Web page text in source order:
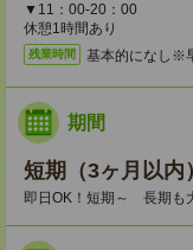
▼11：00-20：00
休憩1時間あり
残業時間 基本的になし※
期間
短期（3ヶ月以内）
即日OK！短期～ 長期も